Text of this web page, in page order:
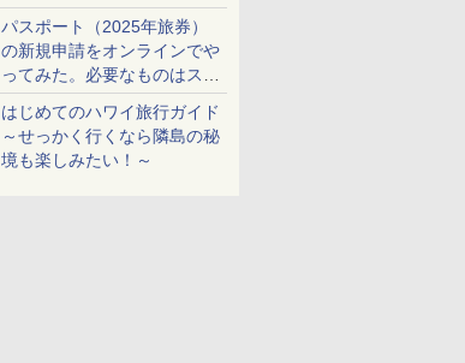
配・来場前に必要な準備は？
パスポート（2025年旅券）
の新規申請をオンラインでや
ってみた。必要なものはスマ
ホとマイナカードのみ
はじめてのハワイ旅行ガイド
～せっかく行くなら隣島の秘
境も楽しみたい！～